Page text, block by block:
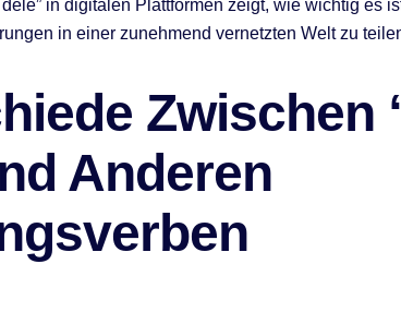
in digitalen Plattformen zeigt, wie wichtig es
in einer zunehmend vernetzten Welt zu
Zwischen
Anderen